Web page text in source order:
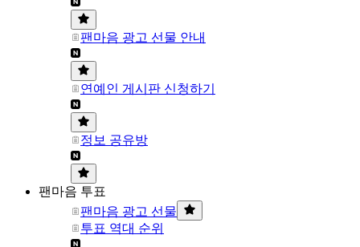
팬마음 광고 선물 안내
연예인 게시판 신청하기
정보 공유방
팬마음 투표
팬마음 광고 선물
투표 역대 순위